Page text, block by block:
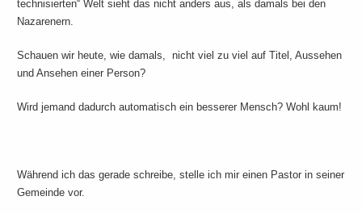
technisierten“ Welt sieht das nicht anders aus, als damals bei den
Nazarenern.
Schauen wir heute, wie damals, nicht viel zu viel auf Titel, Aussehen
und Ansehen einer Person?
Wird jemand dadurch automatisch ein besserer Mensch? Wohl kaum!
Während ich das gerade schreibe, stelle ich mir einen Pastor in seiner
Gemeinde vor.